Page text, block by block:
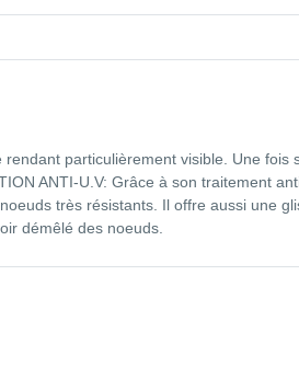
particulièrement visible. Une
ANTI-U.V: Grâce à son traitement
très résistants. Il offre aussi une
démêlé des noeuds.